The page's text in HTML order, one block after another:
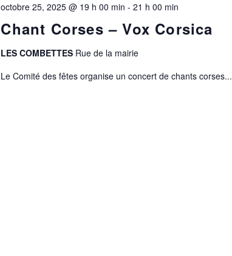
Chant Corses – Vox Corsica
octobre 25, 2025 @ 19 h 00 min -21 h 00 min
LES COMBETTES Rue de la mairie
Le Comité des fêtes organise un concert de chants corses...